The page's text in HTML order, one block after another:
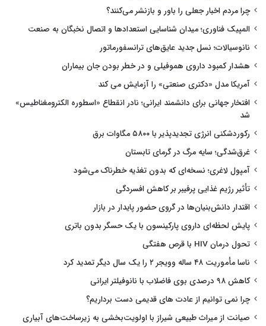
چرا مردم اخبار جعلی را باور و بازنشر می‌کنند؟
المپیک فناوری؛ میدان شناسایی استعدادها و اتصال نخبگان به صنعت
نانوسیالات؛ نسل جدید عایق‌های ترانسفورماتور
هشدار کمبود داروی هموفیلی و در خطر بودن جان بیماران
آمریکا مدل «دکتری صنعتی» را آزمایش می کند
افتخار جهانی برای دانشمند ایرانی؛ نادر انقطاع «اسطوره الکترومغناطیس»
شد
رکوردشکنی انرژی تجدیدپذیر با ۵۸۰۰ مگاوات برق
غرق‌شدگی؛ سایه مرگ در گرمای تابستان
آمپول لاغری؛ نسخه‌ای که بدون تغذیه خطرناک می‌شود
تأثیر رژیم غذایی پرفیبر بر کاهش افسردگی
اقتدار دانش‌بنیان‌ها در گروی حضور پایدار در بازار
پایش لحظه‌ای داروی پارکینسون با یک حسگر بدون باتری
تحول درمان HIV با قرص هفتگی
ناسا مأموریت ۴۸ ساله وویجر ۲ را یک سال دیگر تمدید کرد
کاهش ۹۸ درصدی بوی فاضلاب با نانوفیلتر ایرانی
چرا نمی توانیم از عادت های قدیمی دست برداریم؟
صیانت از میراث طبیعی شیراز با اولویت‌بخشی به زیرساخت‌های آبیاری